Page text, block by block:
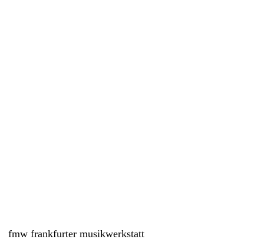
fmw frankfurter musikwerkstatt